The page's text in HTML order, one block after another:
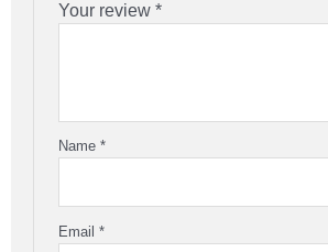
Your review *
Name *
Email *